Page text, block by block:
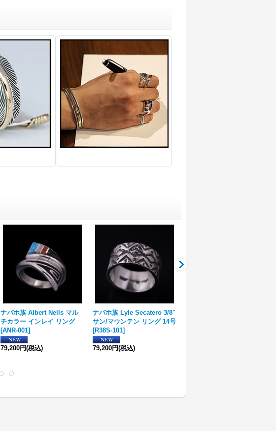
ナバホ族 Albert Nells マル
チカラー インレイ リング
[ANR-001]
79,200円(税込)
ナバホ族 Lyle Secatero 3/8"
サン/マウンテン リング 14号
[R38S-101]
79,200円(税込)